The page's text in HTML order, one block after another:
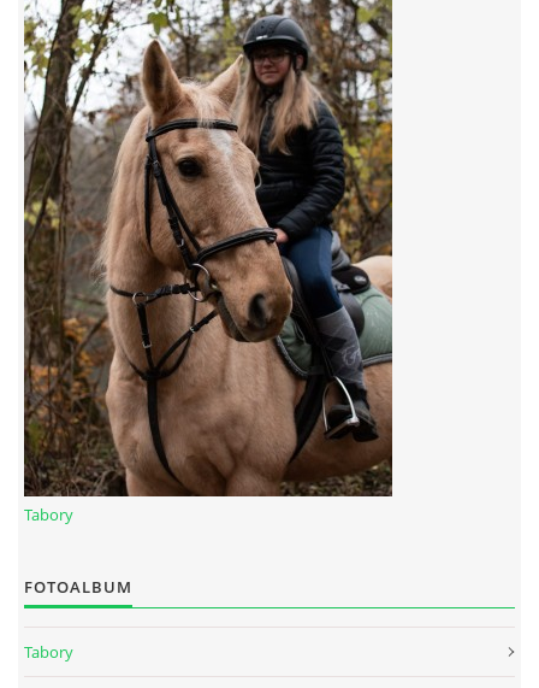
7:4 (VELKÝ PÁTEK) KROUŽEK NEBUDE
JARNÍ BRIGÁDA 20.5.2023
DNE 17.11.2023 KROUŽEK JEZDECTVÍ NENÍ
DĚKUJEME MĚSTU RYCHVALD ZA DOTACI V ROCE 2023
NABÍZÍME BRIGÁDU U NÁS VE STÁJI. PRO BLIŽŠÍ INFO
VOLEJTE 604265192
DĚKUJEME ZA PODPORU ČESKÉ UNIÍ SPORTU
JARNÍ BRIGÁDA SE ODKLÁDÁ.
Tabory
FOTOALBUM
Tabory